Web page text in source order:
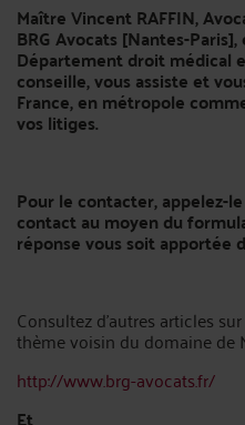
Maître Vincent RAFFIN,
BRG Avocats [Nantes-
Département droit médical
conseille, vous assiste et
France, en métropole
vos litiges.
Pour le contacter, appelez-
contact au moyen du
réponse vous soit apportée
Consultez d'autres articles
thème voisin du domaine de
http://www.brg-avocats.fr/